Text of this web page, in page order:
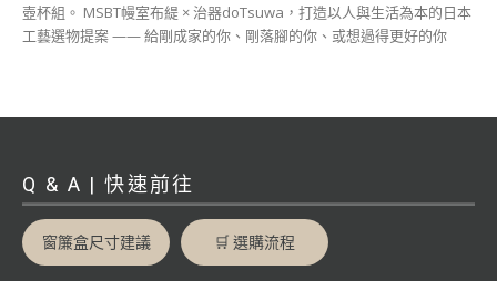
壺杯組。 MSBT幔室布緹 × 治器doTsuwa，打造以人與生活為本的日本
工藝選物提案 —— 給剛成家的你、剛落腳的你、或想過得更好的你
Q & A | 快速前往
窗簾盒尺寸建議 🛒 選購流程